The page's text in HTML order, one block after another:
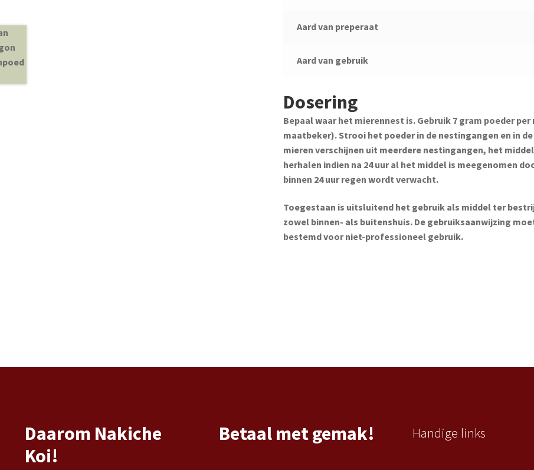
Aard van preperaat
Aard van gebruik
Dosering
Bepaal waar het mierennest is. Gebruik 7 gram poeder
maatbeker). Strooi het poeder in de nestingangen en in
mieren verschijnen uit meerdere nestingangen, het
herhalen indien na 24 uur al het middel is meegenomen
binnen 24 uur regen wordt verwacht.
Toegestaan is uitsluitend het gebruik als middel ter
zowel binnen- als buitenshuis. De gebruiksaanwijzing
bestemd voor niet-professioneel gebruik.
Daarom Nakiche
Koi!
Betaal met gemak! Handige links